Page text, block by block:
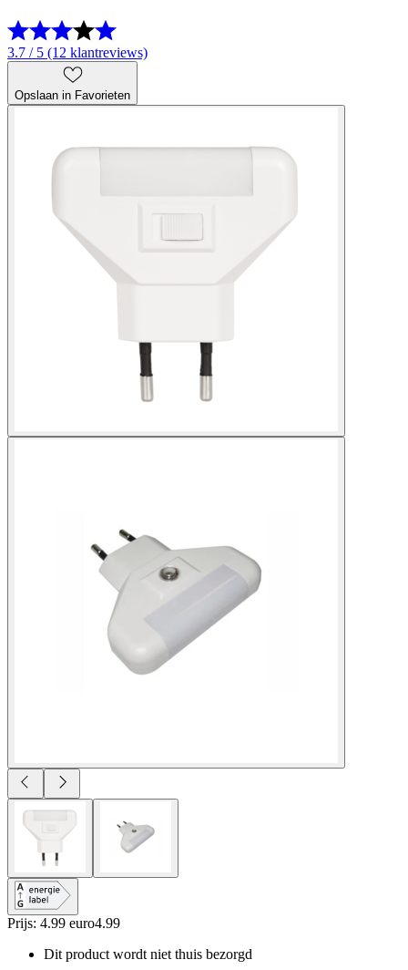
3.7 / 5 (12 klantreviews)
Opslaan in Favorieten
Prijs: 4.99 euro4.99
Dit product wordt niet thuis bezorgd